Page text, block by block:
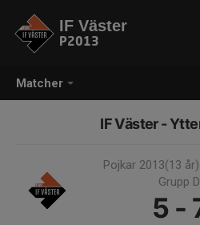
Matcher
IF Väster
P2013
IF Väster -
Pojkar 2013(13
Grupp D
5 -